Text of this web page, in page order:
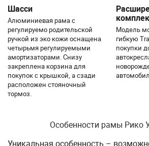
Шасси
Алюминиевая рама с
регулируемо родительской
ручкой из эко кожи оснащена
четырьмя регулируемыми
амортизаторами. Снизу
закреплена корзина для
покупок с крышкой, а сзади
расположен стояночный
тормоз.
Модель
гибкую
покупки
Особенности рамы Рико
Уникальная особенность –